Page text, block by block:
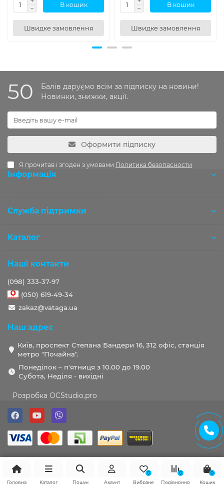
В кошик
Швидке замовлення
В кошик
Швидке замовлення
50
Балів даруємо всім за підписку на новини!
Новинки, знижки, акції.
Оформити підписку
Я прочитав і згоден з умовами Политика безопасности
Інформація
Служба підтримки
Каталог
Наші контакти
(098) 333-37-97
(050) 619-49-34
zakaz@vataga.ua
Наш адрес
Київ, проспект Степана Бандери 16, 312 офіс, станція
метро "Почайна".
Понеділок – п'ятниця з 10.00 до 19.00
Субота, Неділя - вихідні
Розробка OCStudio.pro
Головна Каталог Пошук Акаунт
0
Вибране
0
Порівняння
0
Кошик